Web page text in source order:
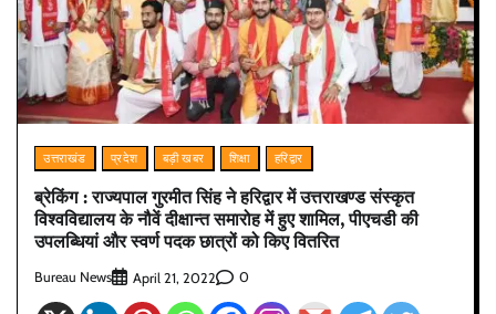
उत्तराखंड प्रदेश बड़ी खबर शिक्षा हरिद्वार
ब्रेकिंग : राज्यपाल गुरमीत सिंह ने हरिद्वार में उत्तराखण्ड संस्कृत
विश्वविद्यालय के नौवें दीक्षान्त समारोह में हुए शामिल, पीएचडी की
उपलब्धियां और स्वर्ण पदक छात्रों को किए वितरित
Bureau News April 21, 2022 0